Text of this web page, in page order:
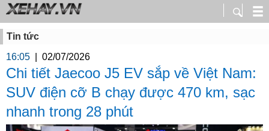
Tin tức
16:05
02/07/2026
Chi tiết Jaecoo J5 EV sắp về Việt Nam:
SUV điện cỡ B chạy được 470 km, sạc
nhanh trong 28 phút